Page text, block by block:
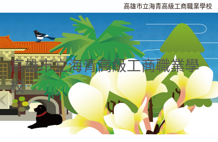
高雄市立海青高級工商職業學校
高雄市立海青高級工商職業學
校